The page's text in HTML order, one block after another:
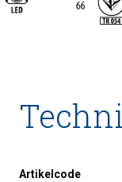
Artikelcode